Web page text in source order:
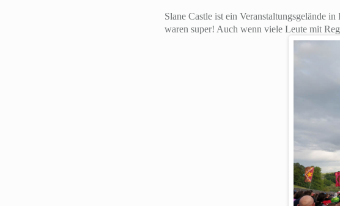
Slane Castle ist ein Veranstaltungsgelände
waren super! Auch wenn viele Leute mit